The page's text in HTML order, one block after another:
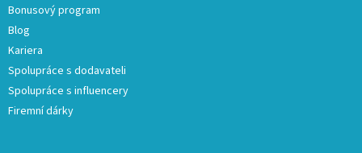
Bonusový program
Blog
Kariera
Spolupráce s dodavateli
Spolupráce s influencery
Firemní dárky